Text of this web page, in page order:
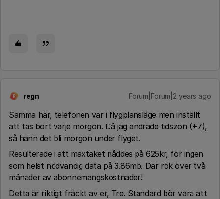
R regn Forum|Forum|2 years ago
Samma här, telefonen var i flygplansläge men inställt
att tas bort varje morgon. Då jag ändrade tidszon (+7),
så hann det bli morgon under flyget.
Resulterade i att maxtaket nåddes på 625kr, för ingen
som helst nödvändig data på 3.86mb. Där rök över två
månader av abonnemangskostnader!
Detta är riktigt fräckt av er, Tre. Standard bör vara att